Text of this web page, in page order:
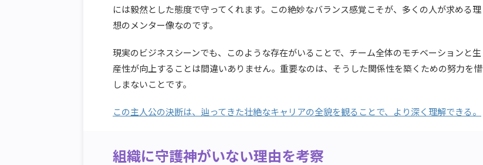
には毅然とした態度で守ってくれます。この絶妙なバランス感覚こそが、多くの人が求める理
想のメンター像なのです。
現実のビジネスシーンでも、このような存在がいることで、チーム全体のモチベーションと生
産性が向上することは間違いありません。重要なのは、そうした関係性を築くための努力を惜
しまないことです。
この主人公の決断は、辿ってきた壮絶なキャリアの全貌を観ることで、より深く理解できる。
組織に守護神がいない理由を考察